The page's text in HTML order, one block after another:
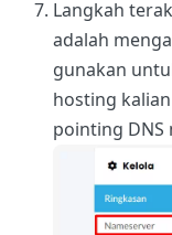
Langkah
adalah
gunakan
hosting
pointing DNS